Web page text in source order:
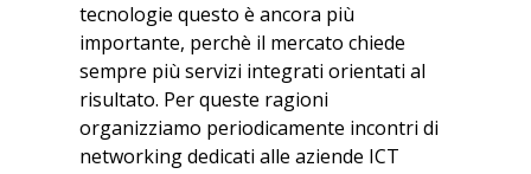
tecnologie questo è ancora più
importante, perchè il mercato chiede
sempre più servizi integrati orientati al
risultato. Per queste ragioni
organizziamo periodicamente incontri di
networking dedicati alle aziende ICT